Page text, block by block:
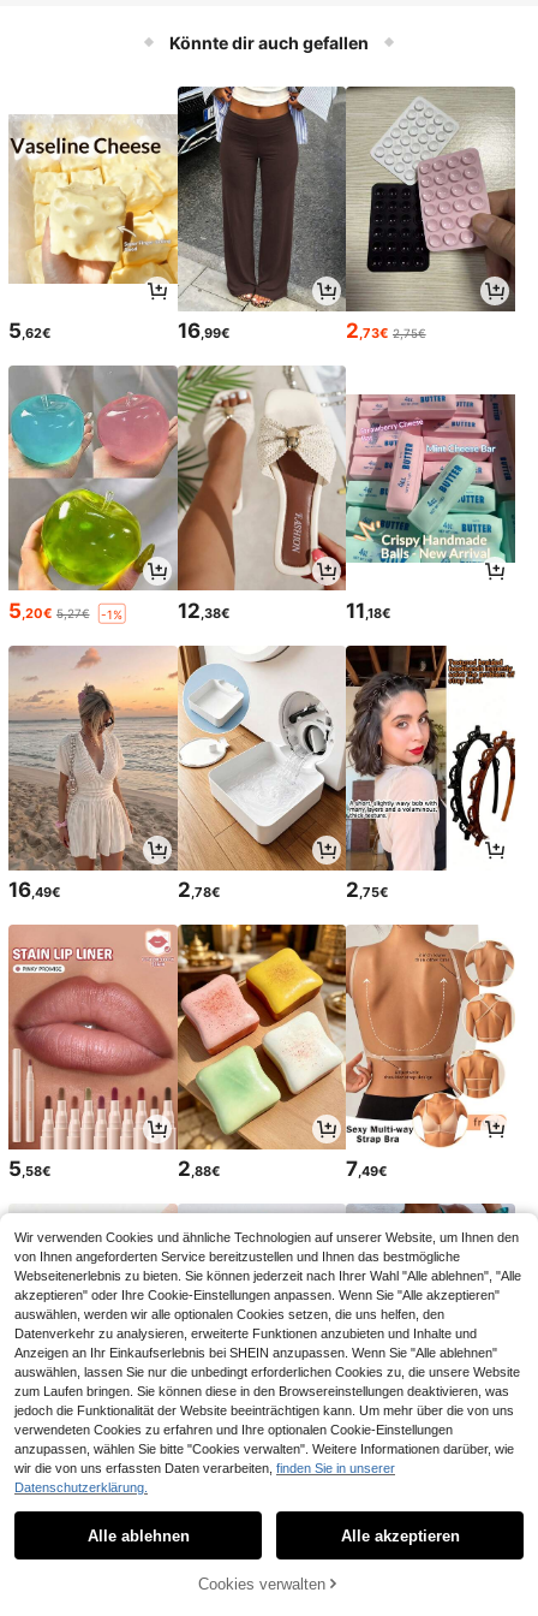
einfach zu reinigen und zu benutze
en und als dekoratives Mittelpunkts
tück zu verwenden.
1
Könnte dir auch gefallen
5,62€ 16,99€ 2,73€ 2,75€
5 ,20€ 5,27€ -1% 12 ,38€ 11 ,18€
16,49€ 2,78€ 2,75€
5,58€ 2,88€ 7,49€
2,88€ 22,49€ 12,84€
Zurück nach oben
Wir verwenden Cookies und ähnliche Technologien auf unserer Website, um Ihnen den
von Ihnen angeforderten Service bereitzustellen und Ihnen das bestmögliche
Webseitenerlebnis zu bieten. Sie können jederzeit nach Ihrer Wahl "Alle ablehnen", "Alle
akzeptieren" oder Ihre Cookie-Einstellungen anpassen. Wenn Sie "Alle akzeptieren"
auswählen, werden wir alle optionalen Cookies setzen, die uns helfen, den
Datenverkehr zu analysieren, erweiterte Funktionen anzubieten und Inhalte und
Anzeigen an Ihr Einkaufserlebnis bei SHEIN anzupassen. Wenn Sie "Alle ablehnen"
auswählen, lassen Sie nur die unbedingt erforderlichen Cookies zu, die unsere Website
zum Laufen bringen. Sie können diese in den Browsereinstellungen deaktivieren, was
jedoch die Funktionalität der Website beeinträchtigen kann. Um mehr über die von uns
verwendeten Cookies zu erfahren und Ihre optionalen Cookie-Einstellungen
anzupassen, wählen Sie bitte "Cookies verwalten". Weitere Informationen darüber, wie
wir die von uns erfassten Daten verarbeiten, finden Sie in unserer
Datenschutzerklärung.
Alle ablehnen Alle akzeptieren
Cookies verwalten